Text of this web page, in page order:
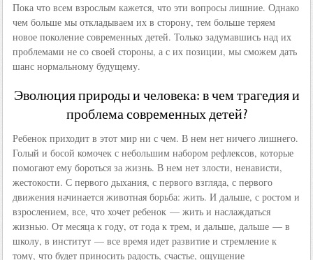
Пока что всем взрослым кажется, что эти вопросы лишние. Однако
чем больше мы откладываем их в сторону, тем больше теряем
новое поколение современных детей. Только задумавшись над их
проблемами не со своей стороны, а с их позиции, мы сможем дать
шанс нормальному будущему.
Эволюция природы и человека: в чем трагедия и
проблема современных детей?
Ребенок приходит в этот мир ни с чем. В нем нет ничего лишнего.
Голый и босой комочек с небольшим набором рефлексов, которые
помогают ему бороться за жизнь. В нем нет злости, ненависти,
жестокости. С первого дыхания, с первого взгляда, с первого
движения начинается животная борьба: жить. И дальше, с ростом и
взрослением, все, что хочет ребенок — жить и наслаждаться
жизнью. От месяца к году, от года к трем, и дальше, дальше — в
школу, в институт — все время идет развитие и стремление к
тому, что будет приносить радость, счастье, ощущение